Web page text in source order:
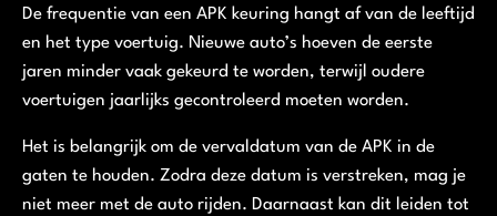
De frequentie van een APK keuring hangt af van de leeftijd
en het type voertuig. Nieuwe auto’s hoeven de eerste
jaren minder vaak gekeurd te worden, terwijl oudere
voertuigen jaarlijks gecontroleerd moeten worden.
Het is belangrijk om de vervaldatum van de APK in de
gaten te houden. Zodra deze datum is verstreken, mag je
niet meer met de auto rijden. Daarnaast kan dit leiden tot